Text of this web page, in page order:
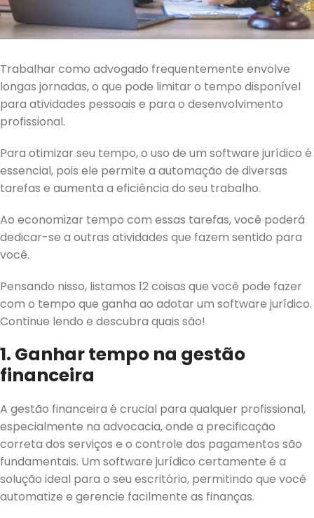
Trabalhar como advogado frequentemente envolve
longas jornadas, o que pode limitar o tempo disponível
para atividades pessoais e para o desenvolvimento
profissional.
Para otimizar seu tempo, o uso de um software jurídico é
essencial, pois ele permite a automação de diversas
tarefas e aumenta a eficiência do seu trabalho.
Ao economizar tempo com essas tarefas, você poderá
dedicar-se a outras atividades que fazem sentido para
você.
Pensando nisso, listamos 12 coisas que você pode fazer
com o tempo que ganha ao adotar um software jurídico.
Continue lendo e descubra quais são!
1. Ganhar tempo na gestão
financeira
A gestão financeira é crucial para qualquer profissional,
especialmente na advocacia, onde a precificação
correta dos serviços e o controle dos pagamentos são
fundamentais. Um software jurídico certamente é a
solução ideal para o seu escritório, permitindo que você
automatize e gerencie facilmente as finanças.